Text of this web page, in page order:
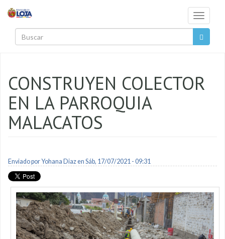
Toggle
CONSTRUYEN COLECTOR
EN LA PARROQUIA
MALACATOS
Enviado porYohana Diazen Sáb, 17/07/2021 - 09:31